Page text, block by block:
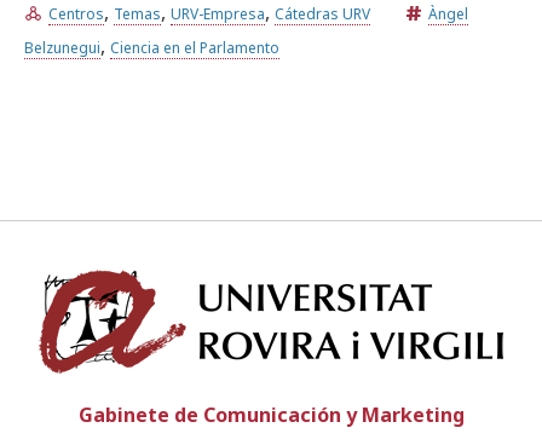
Suscríbete a los boletines electrónicos de la URV
Centros, Temas, URV-Empresa, Cátedras URV
Àngel
Belzunegui, Ciencia en el Parlamento
Gabinete de Comunicación y Marketing